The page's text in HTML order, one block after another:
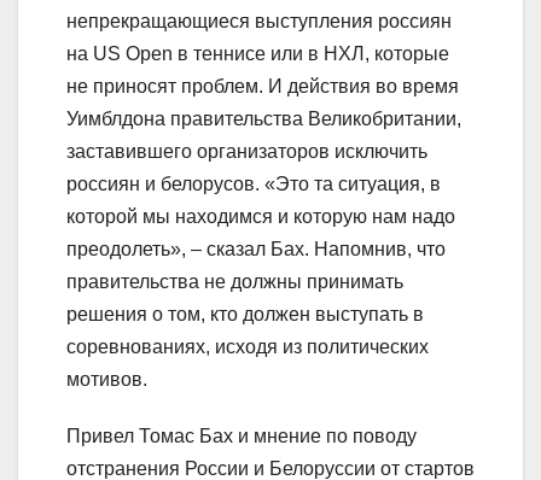
непрекращающиеся выступления россиян
на US Open в теннисе или в НХЛ, которые
не приносят проблем. И действия во время
Уимблдона правительства Великобритании,
заставившего организаторов исключить
россиян и белорусов. «Это та ситуация, в
которой мы находимся и которую нам надо
преодолеть», – сказал Бах. Напомнив, что
правительства не должны принимать
решения о том, кто должен выступать в
соревнованиях, исходя из политических
мотивов.
Привел Томас Бах и мнение по поводу
отстранения России и Белоруссии от стартов